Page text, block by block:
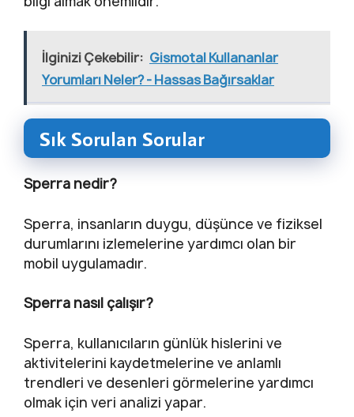
İlginizi Çekebilir: Gismotal Kullananlar
Yorumları Neler? - Hassas Bağırsaklar
Sık Sorulan Sorular
Sperra nedir?
Sperra, insanların duygu, düşünce ve fiziksel
durumlarını izlemelerine yardımcı olan bir
mobil uygulamadır.
Sperra nasıl çalışır?
Sperra, kullanıcıların günlük hislerini ve
aktivitelerini kaydetmelerine ve anlamlı
trendleri ve desenleri görmelerine yardımcı
olmak için veri analizi yapar.